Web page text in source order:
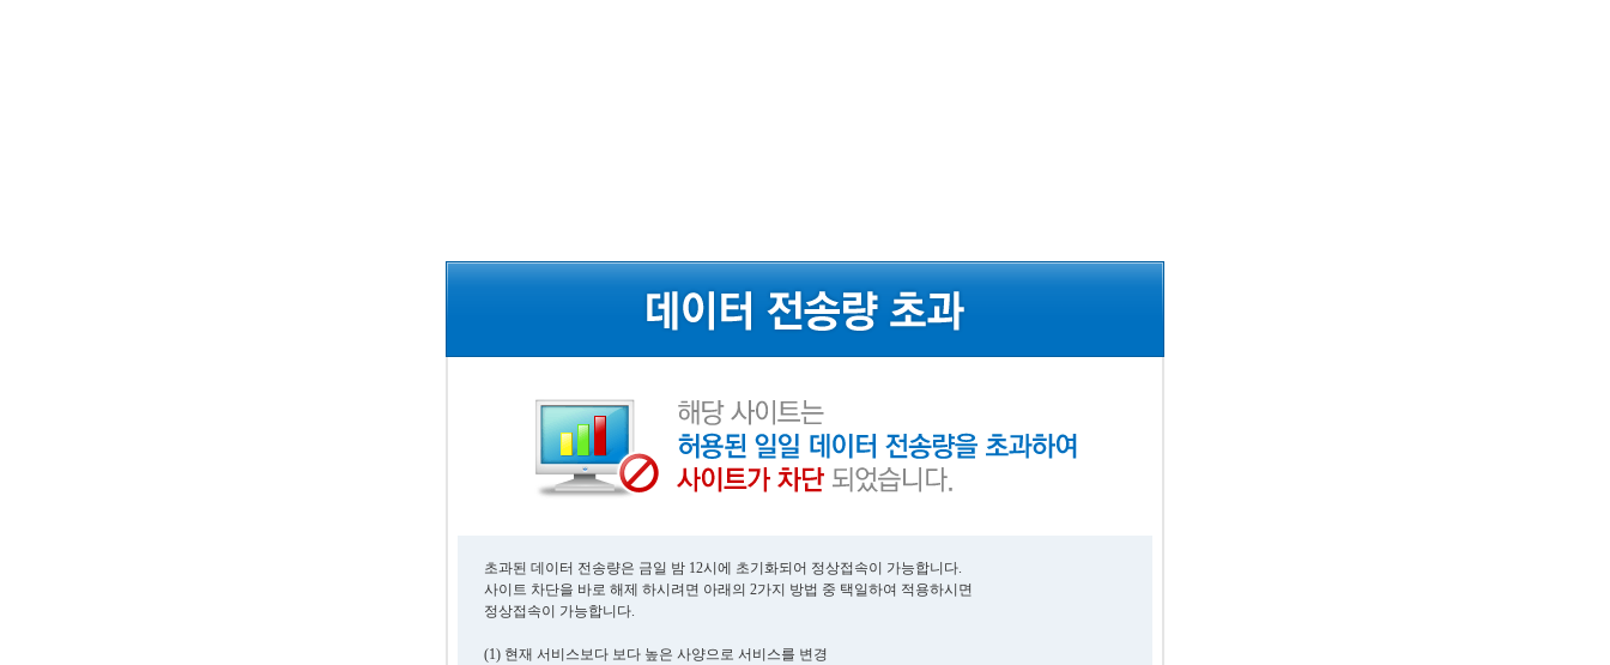
초과된 데이터 전송량은 금일 밤 12시에 초기화되어 정상접속이 가능합니다.
사이트 차단을 바로 해제 하시려면 아래의 2가지 방법 중 택일하여 적용하시면
정상접속이 가능합니다.
(1) 현재 서비스보다 보다 높은 사양으로 서비스를 변경